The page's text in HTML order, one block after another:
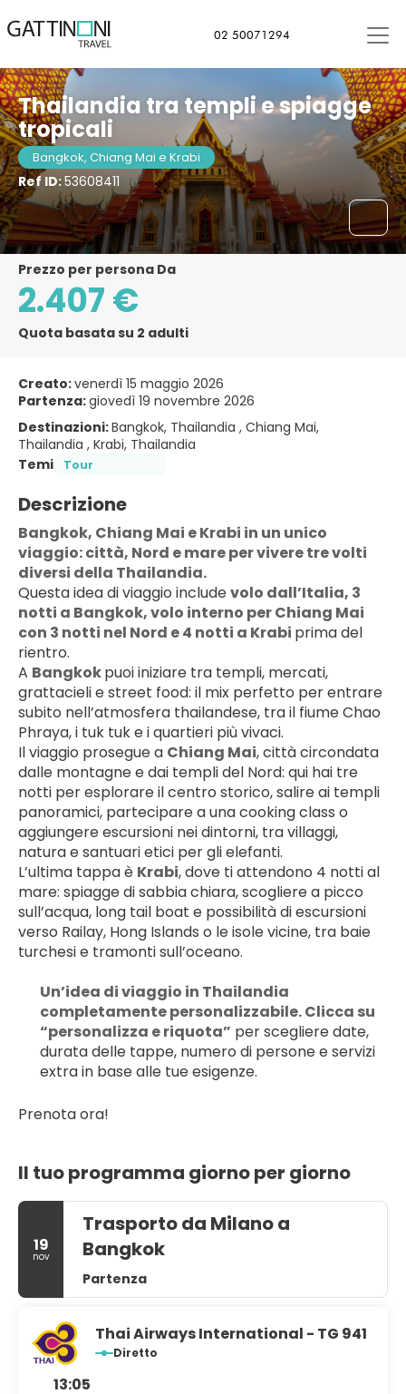
02 50071294
Thailandia tra templi e spiagge
tropicali
Bangkok, Chiang Mai e Krabi
Ref ID:53608411
Bangkok, Thailandia
Prezzo per persona Da
2.407 €
Quota basata su 2 adulti
Creato:venerdì 15 maggio 2026
Partenza:giovedì 19 novembre 2026
Destinazioni:Bangkok, Thailandia , Chiang Mai,
Thailandia , Krabi, Thailandia
Temi
Tour
Descrizione
Bangkok, Chiang Mai e Krabi in un unico
viaggio: città, Nord e mare per vivere tre volti
diversi della Thailandia.
Questa idea di viaggio include volo dall’Italia, 3
notti a Bangkok, volo interno per Chiang Mai
con 3 notti nel Nord e 4 notti a Krabi prima del
rientro.
A Bangkok puoi iniziare tra templi, mercati,
grattacieli e street food: il mix perfetto per entrare
subito nell’atmosfera thailandese, tra il fiume Chao
Phraya, i tuk tuk e i quartieri più vivaci.
Il viaggio prosegue a Chiang Mai, città circondata
dalle montagne e dai templi del Nord: qui hai tre
notti per esplorare il centro storico, salire ai templi
panoramici, partecipare a una cooking class o
aggiungere escursioni nei dintorni, tra villaggi,
natura e santuari etici per gli elefanti.
L’ultima tappa è Krabi, dove ti attendono 4 notti al
mare: spiagge di sabbia chiara, scogliere a picco
sull’acqua, long tail boat e possibilità di escursioni
verso Railay, Hong Islands o le isole vicine, tra baie
turchesi e tramonti sull’oceano.
Un’idea di viaggio in Thailandia
completamente personalizzabile. Clicca su
“personalizza e riquota” per scegliere date,
durata delle tappe, numero di persone e servizi
extra in base alle tue esigenze.
Prenota ora!
Il tuo programma giorno per giorno
19
nov
Trasporto da Milano a
Bangkok
Partenza
Thai Airways International - TG 941
Diretto
13:05